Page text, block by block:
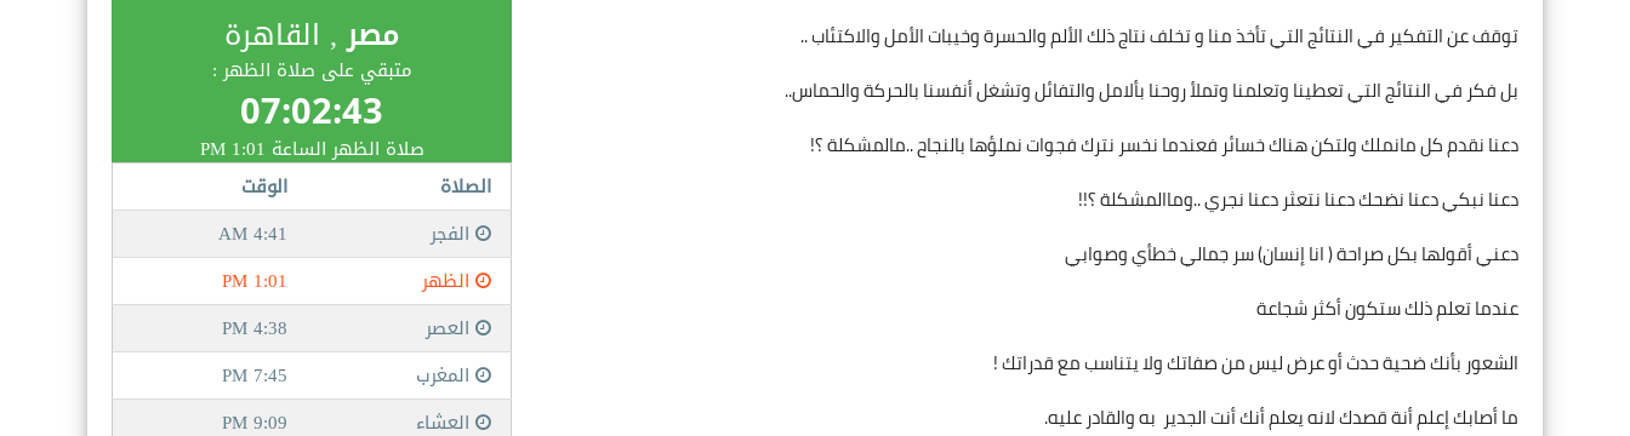
توقف عن التفكير في النتائج التي تأخذ منا و تخلف نتاج ذلك الألم والحسرة وخيبات الأمل والاكتئاب ..
بل فكر في النتائج التي تعطينا وتعلمنا وتملأ روحنا بألامل والتفائل وتشغل أنفسنا بالحركة والحماس..
دعنا نقدم كل مانملك ولتكن هناك خسائر فعندما نخسر نترك فجوات نملؤها بالنجاح ..مالمشكلة ؟!
دعنا نبكي دعنا نضحك دعنا نتعثر دعنا نجري ..وماالمشكلة ؟!!
دعني أقولها بكل صراحة ( انا إنسان) سر جمالي خطأي وصوابي
عندما تعلم ذلك ستكون أكثر شجاعة
الشعور بأنك ضحية حدث أو عرض ليس من صفاتك ولا يتناسب مع قدراتك !
ما أصابك إعلم أنة قصدك لانه يعلم أنك أنت الجدير به والقادر عليه.